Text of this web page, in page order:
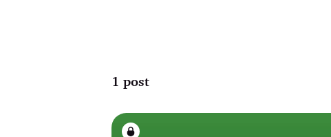
1 post